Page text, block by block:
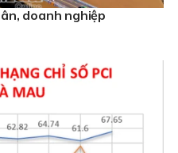
doanh nghiệp